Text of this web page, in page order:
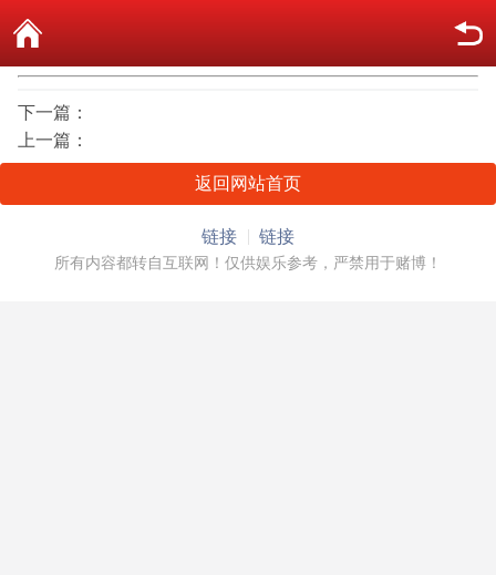
下一篇：
上一篇：
返回网站首页
链接 链接
所有内容都转自互联网！仅供娱乐参考，严禁用于赌博！